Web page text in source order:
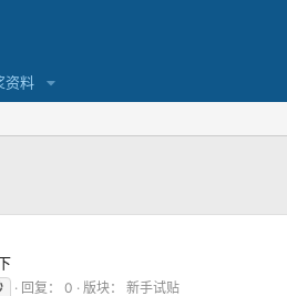
资料
回复： 0 版块： 新手试贴